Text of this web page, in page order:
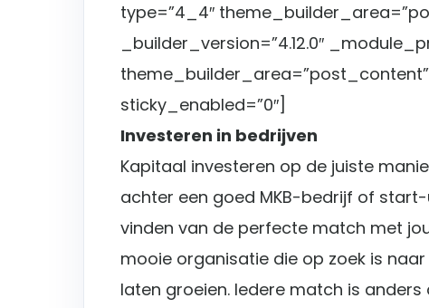
type=”4_4″
_builder_version=”4.12.0″
sticky_enabled=”0″]
Investeren in bedrijven
Kapitaal investeren op de juiste
achter een goed MKB-bedrijf of
vinden van de perfecte match met
mooie organisatie die op zoek is
laten groeien. Iedere match is